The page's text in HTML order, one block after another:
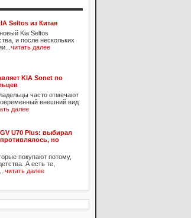
Seltos из Китая
Kia Seltos
и после нескольких
читать далее
KIA Sonet по
часто отмечают
внешний вид
далее
U70 Plus: выбирал
но
покупают потому,
А есть те,
читать далее